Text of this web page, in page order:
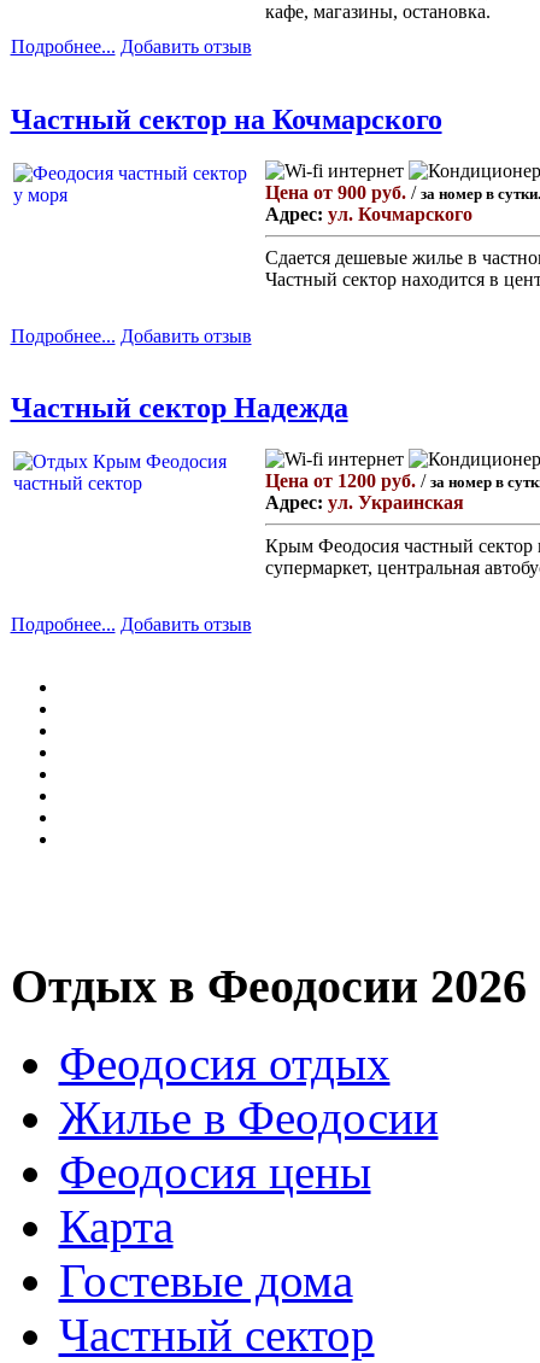
кафе, магазины, остановка.
Подробнее... Добавить отзыв
Частный сектор на Кочмарского
Цена от 900 руб./ за номер в сутки.
Адрес: ул. Кочмарского
Сдается дешевые жилье в
Частный сектор находится в
Подробнее... Добавить отзыв
Частный сектор Надежда
Цена от 1200 руб./ за номер в
Адрес: ул. Украинская
Крым Феодосия частный сектор
супермаркет, центральная
Подробнее... Добавить отзыв
Отдых в Феодосии 2026
Феодосия отдых
Жилье в Феодосии
Феодосия цены
Карта
Гостевые дома
Частный сектор